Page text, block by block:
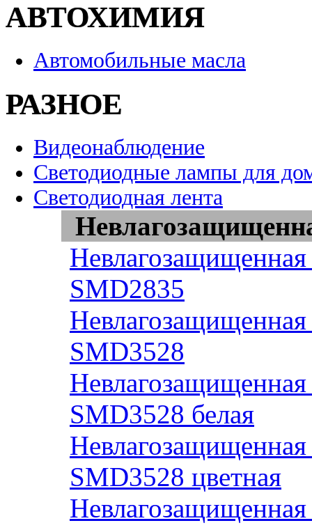
АВТОХИМИЯ
Автомобильные масла
РАЗНОЕ
Видеонаблюдение
Светодиодные лампы для
Светодиодная лента
Невлагозащищенная
SMD2835
Невлагозащищенная
SMD3528
Невлагозащищенная
SMD3528 белая
Невлагозащищенная
SMD3528 цветная
Невлагозащищенная